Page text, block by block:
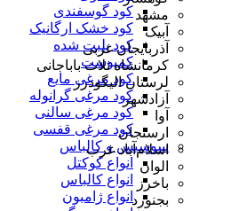
کود گوسفندی
کود خشک ارگانیک
کود پلیت شده
کمپوست
کود مرغی مایع
کود مرغی گرانوله
کود مرغی سالنی
کود مرغی قفسی
سوسیس و کالباس
انواع کوکتل
انواع کالباس
انواع ژامبون
مشهد
آبیک
آذربایجان غربی
کرمانشاه ثلاث باباجانی
لرستان الیگودرز
آزادشهر
آوا
ارسنجان
اسلام‌آباد غرب
الوان
باخرز
بجنورد